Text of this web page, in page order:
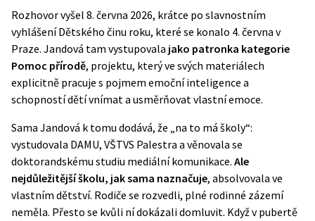
Rozhovor vyšel 8. června 2026, krátce po slavnostním
vyhlášeníDětského činu roku, které se konalo 4. června v
Praze. Jandová tam vystupovala jako patronka kategorie
Pomoc přírodě, projektu, který ve svých materiálech
explicitně pracuje s pojmem emoční inteligence a
schopností dětí vnímat a usměrňovat vlastní emoce.
Sama Jandová k tomu dodává, že „na to má školy“:
vystudovala DAMU, VŠTVS Palestra a věnovala se
doktorandskému studiu mediální komunikace. Ale
nejdůležitější školu, jak sama naznačuje, absolvovala ve
vlastním dětství. Rodiče se rozvedli, plné rodinné zázemí
neměla. Přesto se kvůli ní dokázali domluvit. Když v pubertě